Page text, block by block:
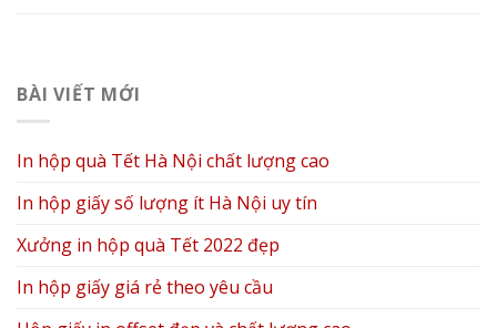
BÀI VIẾT MỚI
In hộp quà Tết Hà Nội chất lượng cao
In hộp giấy số lượng ít Hà Nội uy tín
Xưởng in hộp quà Tết 2022 đẹp
In hộp giấy giá rẻ theo yêu cầu